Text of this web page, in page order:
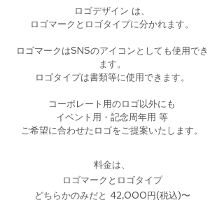
ロゴデザイン は、
​ロゴマークとロゴタイプに分かれます。
ロゴマークはSNSのアイコンとしても使用でき
ます。
​ロゴタイプは書類等に使用できます。
コーポレート用のロゴ以外にも
イベント用・記念周年用 等
​ご希望に合わせたロゴをご提案いたします。
​料金は、
ロゴマークとロゴタイプ
どちらかのみだと 42,000円(税込)〜